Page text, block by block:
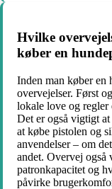
Hvilke
køber en
Inden man køber en
overvejelser. Først
lokale love og regler
Det er også vigtigt
at købe pistolen og
anvendelser – om
andet. Overvej
patronkapacitet og
påvirke